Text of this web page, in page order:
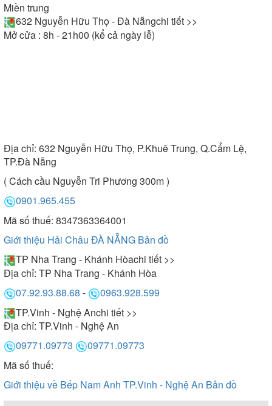
Miền trung
632 Nguyễn Hữu Thọ - Đà Nẵngchi tiết >>
Mở cửa : 8h - 21h00 (kể cả ngày lễ)
Địa chỉ: 632 Nguyễn Hữu Thọ, P.Khuê Trung, Q.Cẩm Lệ,
TP.Đà Nẵng
( Cách cầu Nguyễn Tri Phương 300m )
0901.965.455
Mã số thuế: 8347363364001
Giới thiệu Hải Châu ĐÀ NẴNG Bản đồ
TP Nha Trang - Khánh Hòachi tiết >>
Địa chỉ: TP Nha Trang - Khánh Hòa
07.92.93.88.68 -
0963.928.599
TP.Vinh - Nghệ Anchi tiết >>
Địa chỉ: TP.Vinh - Nghệ An
09771.09773
09771.09773
Mã số thuế:
Giới thiệu về Bếp Nam Anh TP.Vinh - Nghệ An Bản đồ